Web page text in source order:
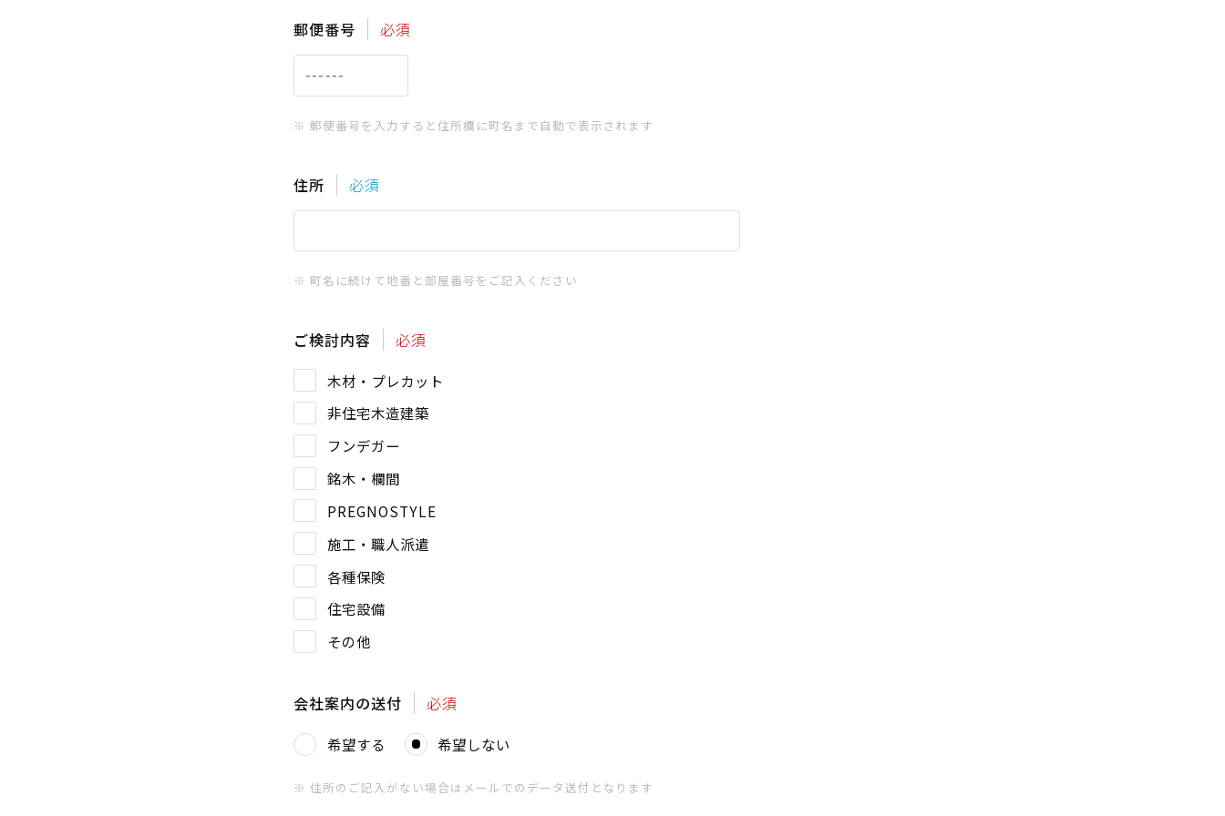
郵便番号 必須
※ 郵便番号を入力すると住所欄に町名まで自動で表示されます
住所 必須
※ 町名に続けて地番と部屋番号をご記入ください
ご検討内容 必須
木材・プレカット
非住宅木造建築
フンデガー
銘木・欄間
PREGNOSTYLE
施工・職人派遣
各種保険
住宅設備
その他
会社案内の送付 必須
希望する 希望しない
※ 住所のご記入がない場合はメールでのデータ送付となります